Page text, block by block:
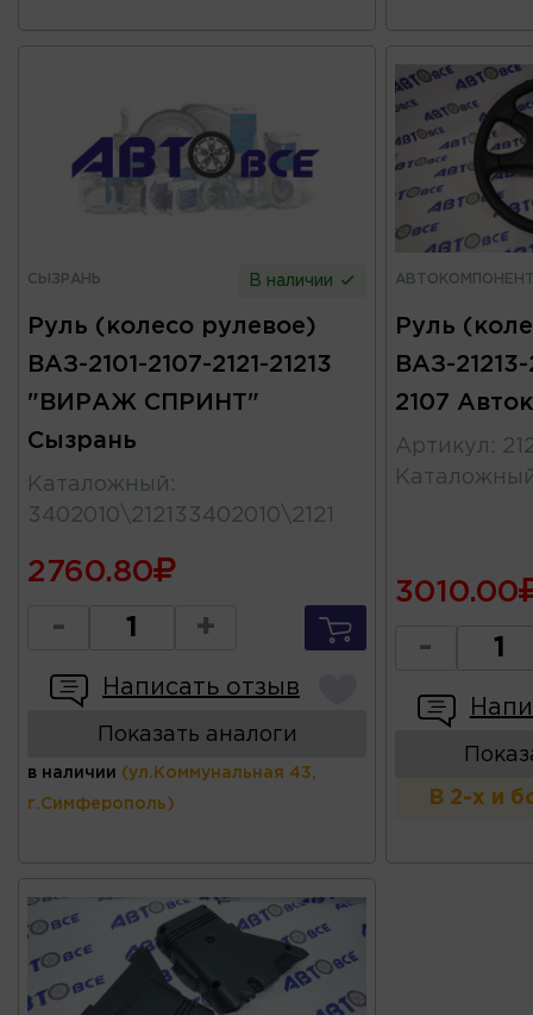
СЫЗРАНЬ В наличии
Руль (колесо рулевое)
ВАЗ-2101-2107-2121-21213
"ВИРАЖ СПРИНТ"
Сызрань
Каталожный :
3402010\212133402010\2121
2760.80
- +
Написать отзыв
Показать аналоги
в наличии (ул.Коммунальная 43,
г.Симферополь)
Руль
ВАЗ-21213-
2107
Артикул :
3010.00
-
В 2-х и